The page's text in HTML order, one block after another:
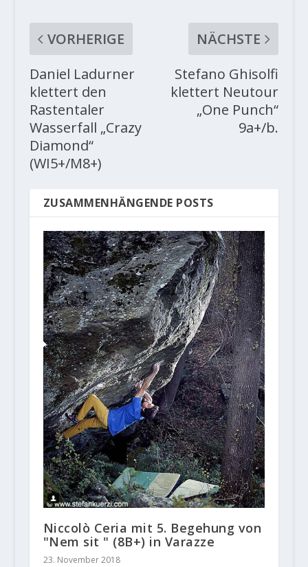
VORHERIGE
Daniel Ladurner
klettert den
Rastentaler
Wasserfall „Crazy
Diamond“
(WI5+/M8+)
NÄCHSTE
Stefano Ghisolfi
klettert Neutour
„One Punch“
9a+/b.
ZUSAMMENHÄNGENDE POSTS
Niccolò Ceria mit 5. Begehung von
"Nem sit " (8B+) in Varazze
23. November 2018